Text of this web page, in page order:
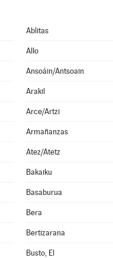
Ablitas
Allo
Ansoáin/Antsoain
Arakil
Arce/Artzi
Armañanzas
Atez/Atetz
Bakaiku
Basaburua
Bera
Bertizarana
Busto, El